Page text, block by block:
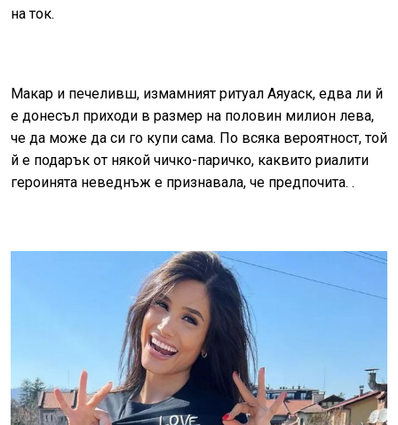
на ток.
Макар и печеливш, измамният ритуал Аяуаск, едва ли й
е донесъл приходи в размер на половин милион лева,
че да може да си го купи сама. По всяка вероятност, той
й е подарък от някой чичко-паричко, каквито риалити
героинята неведнъж е признавала, че предпочита. .